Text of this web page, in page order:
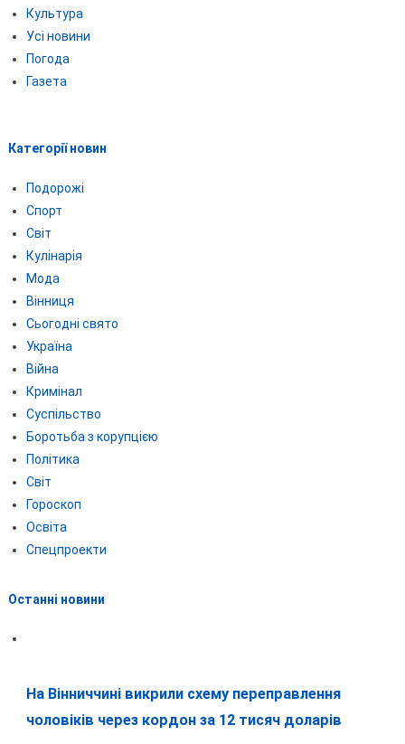
Культура
Усі новини
Погода
Газета
Категорії новин
Подорожі
Спорт
Світ
Кулінарія
Мода
Вінниця
Сьогодні свято
Україна
Війна
Кримінал
Суспільство
Боротьба з корупцією
Політика
Світ
Гороскоп
Освіта
Спецпроекти
Останні новини
На Вінниччині викрили схему переправлення
чоловіків через кордон за 12 тисяч доларів